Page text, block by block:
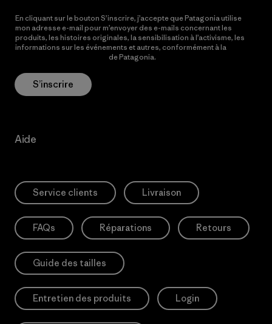
En cliquant sur le bouton S’inscrire, j’accepte que Patagonia utilise
mon adresse e-mail pour m’envoyer des e-mails concernant les
produits, les histoires originales, la sensibilisation à l’activisme, les
informations sur les événements et autres, conformément à la
de Patagonia.
S’inscrire
Aide
Service clients Livraison
FAQs Réparations Retours
Guide des tailles
Entretien des produits Login